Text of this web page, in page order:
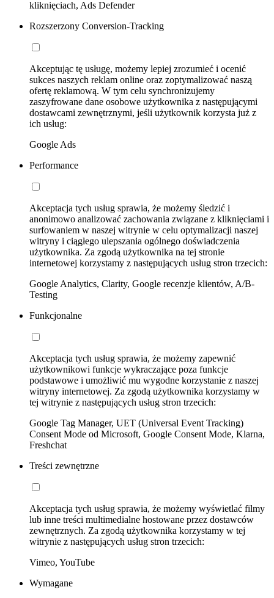
kliknięciach, Ads Defender
Rozszerzony Conversion-Tracking
Akceptując tę usługę, możemy lepiej zrozumieć i ocenić
sukces naszych reklam online oraz zoptymalizować naszą
ofertę reklamową. W tym celu synchronizujemy
zaszyfrowane dane osobowe użytkownika z następującymi
dostawcami zewnętrznymi, jeśli użytkownik korzysta już z
ich usług:
Google Ads
Performance
Akceptacja tych usług sprawia, że możemy śledzić i
anonimowo analizować zachowania związane z kliknięciami i
surfowaniem w naszej witrynie w celu optymalizacji naszej
witryny i ciągłego ulepszania ogólnego doświadczenia
użytkownika. Za zgodą użytkownika na tej stronie
internetowej korzystamy z następujących usług stron trzecich:
Google Analytics, Clarity, Google recenzje klientów, A/B-
Testing
Funkcjonalne
Akceptacja tych usług sprawia, że możemy zapewnić
użytkownikowi funkcje wykraczające poza funkcje
podstawowe i umożliwić mu wygodne korzystanie z naszej
witryny internetowej. Za zgodą użytkownika korzystamy w
tej witrynie z następujących usług stron trzecich:
Google Tag Manager, UET (Universal Event Tracking)
Consent Mode od Microsoft, Google Consent Mode, Klarna,
Freshchat
Treści zewnętrzne
Akceptacja tych usług sprawia, że możemy wyświetlać filmy
lub inne treści multimedialne hostowane przez dostawców
zewnętrznych. Za zgodą użytkownika korzystamy w tej
witrynie z następujących usług stron trzecich:
Vimeo, YouTube
Wymagane